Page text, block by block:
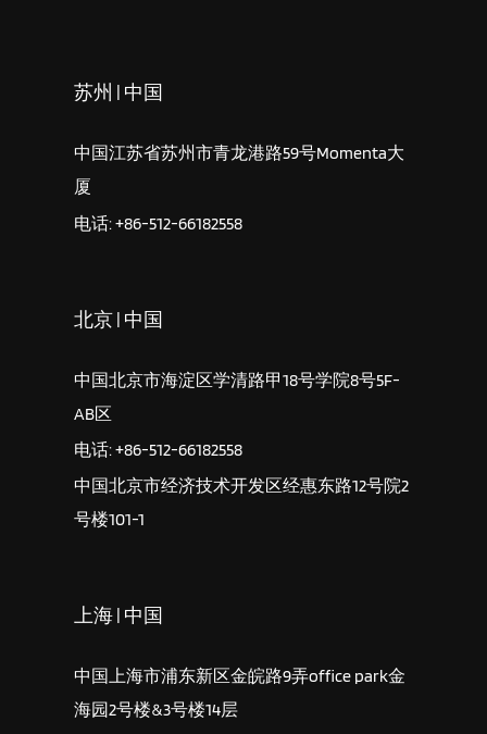
苏州 | 中国
中国江苏省苏州市青龙港路59号Momenta大
厦
电话: +86-512-66182558
北京 | 中国
中国北京市海淀区学清路甲18号学院8号5F-
AB区
电话: +86-512-66182558
中国北京市经济技术开发区经惠东路12号院2
号楼101-1
上海 | 中国
中国上海市浦东新区金皖路9弄office park金
海园2号楼&3号楼14层